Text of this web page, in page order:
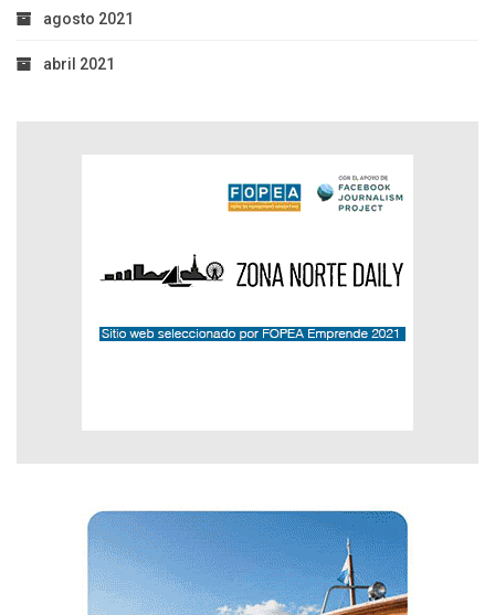
agosto 2021
abril 2021